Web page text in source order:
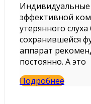
эффективной
утерянного
сохранившейся
аппарат
постоянно. А это
Подробнее